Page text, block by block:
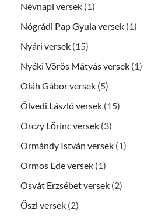
Névnapi versek (1)
Nógrádi Pap Gyula versek (1)
Nyári versek (15)
Nyéki Vörös Mátyás versek (1)
Oláh Gábor versek (5)
Ölvedi László versek (15)
Orczy Lőrinc versek (3)
Ormándy István versek (1)
Ormos Ede versek (1)
Osvát Erzsébet versek (2)
Őszi versek (2)